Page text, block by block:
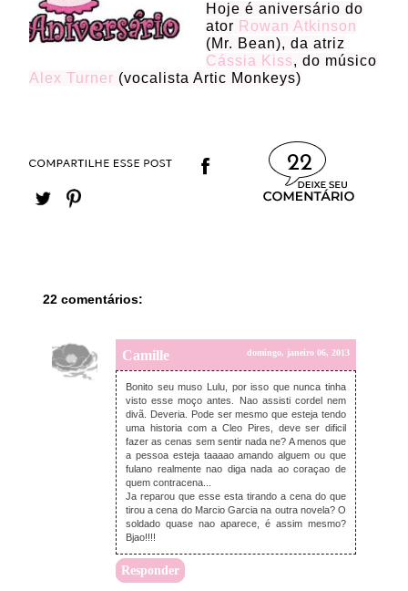
Hoje é aniversário do
ator Rowan Atkinson
(Mr. Bean), da atriz
Cássia Kiss, do músico
Alex Turner (vocalista Artic Monkeys)
22
22 comentários:
Camille domingo, janeiro 06, 2013
Bonito seu muso Lulu, por isso que nunca tinha
visto esse moço antes. Nao assisti cordel nem
divã. Deveria. Pode ser mesmo que esteja tendo
uma historia com a Cleo Pires, deve ser dificil
fazer as cenas sem sentir nada ne? A menos que
a pessoa esteja taaaao amando alguem ou que
fulano realmente nao diga nada ao coraçao de
quem contracena...
Ja reparou que esse esta tirando a cena do que
tirou a cena do Marcio Garcia na outra novela? O
soldado quase nao aparece, é assim mesmo?
Bjao!!!!
Responder